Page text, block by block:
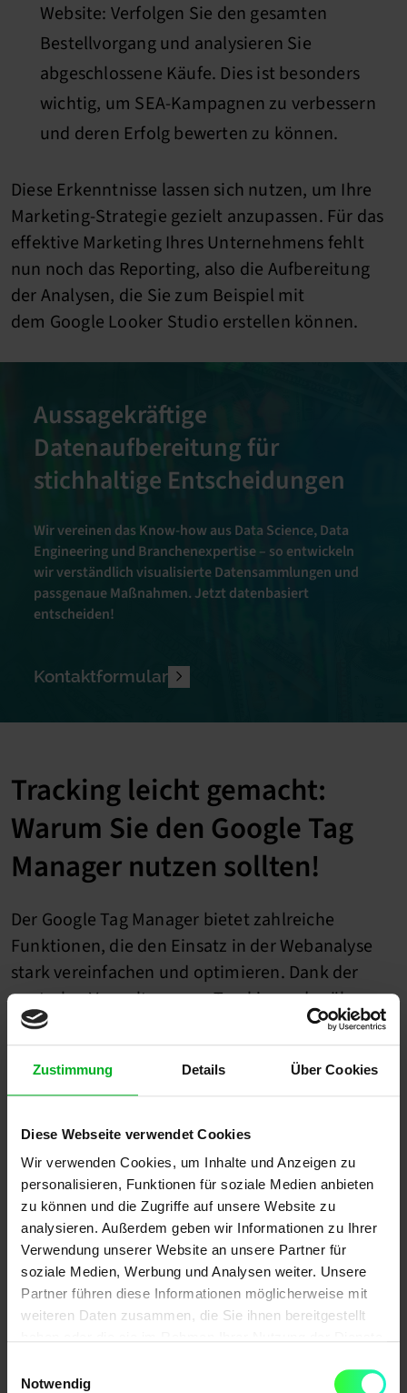
Zustimmung Details Über Cookies
Diese Webseite verwendet Cookies
Wir verwenden Cookies, um Inhalte und Anzeigen zu
personalisieren, Funktionen für soziale Medien anbieten
zu können und die Zugriffe auf unsere Website zu
analysieren. Außerdem geben wir Informationen zu Ihrer
Verwendung unserer Website an unsere Partner für
soziale Medien, Werbung und Analysen weiter. Unsere
Partner führen diese Informationen möglicherweise mit
weiteren Daten zusammen, die Sie ihnen bereitgestellt
Notwendig
Website: Verfolgen Sie den gesamten
Bestellvorgang und analysieren Sie
abgeschlossene Käufe. Dies ist besonders
wichtig, um SEA-Kampagnen zu verbessern
und deren Erfolg bewerten zu können.
Diese Erkenntnisse lassen sich nutzen, um Ihre
Marketing-Strategie gezielt anzupassen. Für das
effektive Marketing Ihres Unternehmens fehlt
nun noch das Reporting, also die Aufbereitung
der Analysen, die Sie zum Beispiel mit
dem Google Looker Studio erstellen können.
Aussagekräftige
Datenaufbereitung für
stichhaltige Entscheidungen
Wir vereinen das Know-how aus Data Science, Data
Engineering und Branchenexpertise – so entwickeln
wir verständlich visualisierte Datensammlungen und
passgenaue Maßnahmen. Jetzt datenbasiert
entscheiden!
Kontaktformular
Tracking leicht gemacht:
Warum Sie den Google Tag
Manager nutzen sollten!
Der Google Tag Manager bietet zahlreiche
Funktionen, die den Einsatz in der Webanalyse
stark vereinfachen und optimieren. Dank der
zentralen Verwaltung von Trackingcodes über
eine benutzerfreundliche Oberfläche reduziert
sich der technische Integrationsaufwand
erheblich. Darüber hinaus bieten Versionierung,
Vorschaufunktionen und die Verknüpfung
verschiedener Dienste klare Vorteile, die Zeit
sparen und die Effizienz steigern. Im Folgenden
werden die wichtigsten Vorteile im Detail
erläutert.
Weniger Integrationsaufwand:
Einmalige Einbindung